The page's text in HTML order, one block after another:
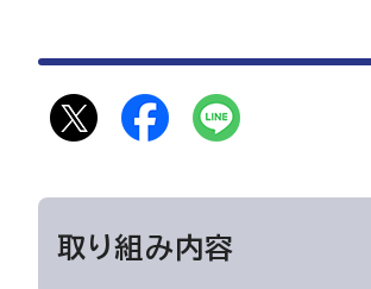
取り組み内容